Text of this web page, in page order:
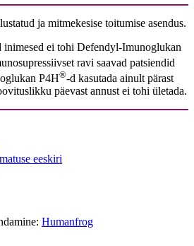
ja mitmekesise toitumise asendus.
ei tohi Defendyl-Imunoglukan
ravi saavad patsiendid
P4H®-d kasutada ainult pärast
päevast annust ei tohi ületada.
eeskiri
Humanfrog